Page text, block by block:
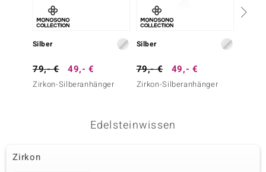
Silber
79,- € 49,- €
Zirkon-Silberanhänger
Silber
79,- € 49,- €
Zirkon-Silberanhänger
Edelsteinwissen
Zirkon